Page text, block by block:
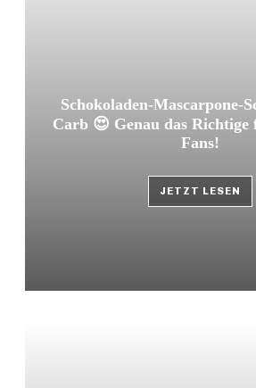
Schokoladen-Mascarpone-
Carb 😍 Genau das
Fans!
JETZT LESEN